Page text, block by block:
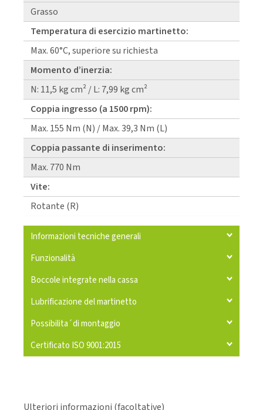
Grasso
Temperatura di esercizio martinetto:
Max. 60°C, superiore su richiesta
Momento d’inerzia:
N: 11,5 kg cm² / L: 7,99 kg cm²
Coppia ingresso (a 1500 rpm):
Max. 155 Nm (N) / Max. 39,3 Nm (L)
Coppia passante di inserimento:
Max. 770 Nm
Vite:
Rotante (R)
Informazioni tecniche generali
Funzionalità
Boccole integrate nella cassa
Lubrificazione del martinetto
Possibilita´di montaggio
Certificato ISO 9001:2015
Ulteriori informazioni (facoltative)